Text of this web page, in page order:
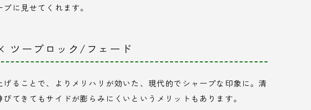
に見せてくれます。
ツーブロック/フェード
ることで、よりメリハリが効いた、現代的でシャープな印象に。清
てきてもサイドが膨らみにくいというメリットもあります。